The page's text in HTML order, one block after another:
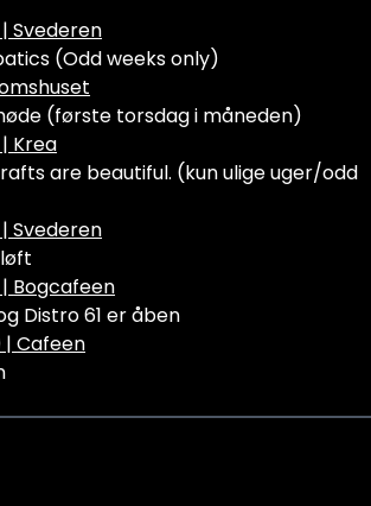
|Svederen
(Odd weeks only)
(første torsdag i måneden)
| Krea
are beautiful. (kun ulige uger/odd
|Svederen
| Bogcafeen
Distro 61 er åben
|Cafeen